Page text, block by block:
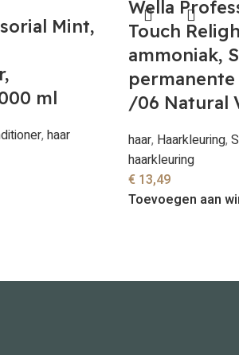
Mint,
ml
, haar
Wella
Touch
ammoniak,
/06 Natural
haar, Haarkleuring,
haarkleuring
€ 13,49
Toevoegen aan